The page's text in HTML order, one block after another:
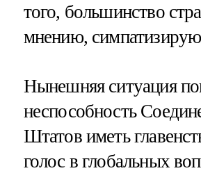
того, большинство
мнению,
Нынешняя ситуация
неспособность
Штатов иметь
голос в глобальных